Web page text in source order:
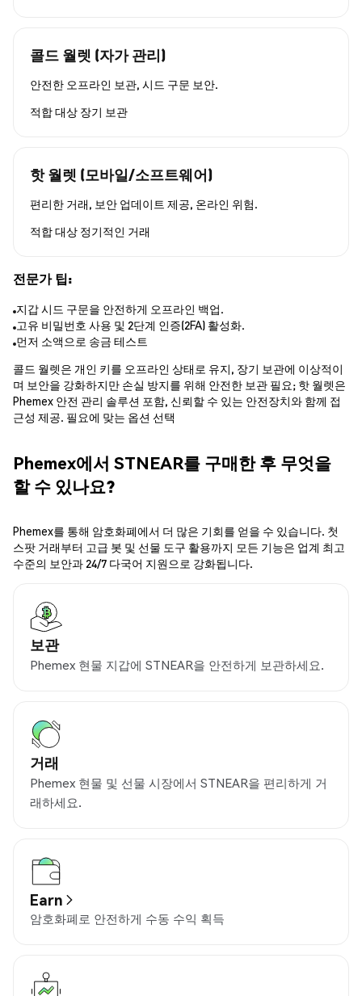
콜드 월렛 (자가 관리)
안전한 오프라인 보관, 시드 구문 보안.
적합 대상 장기 보관
핫 월렛 (모바일/소프트웨어)
편리한 거래, 보안 업데이트 제공, 온라인 위험.
적합 대상 정기적인 거래
전문가 팁:
지갑 시드 구문을 안전하게 오프라인 백업.
고유 비밀번호 사용 및 2단계 인증(2FA) 활성화.
먼저 소액으로 송금 테스트
콜드 월렛은 개인 키를 오프라인 상태로 유지, 장기 보관에 이상적이
며 보안을 강화하지만 손실 방지를 위해 안전한 보관 필요; 핫 월렛은
Phemex 안전 관리 솔루션 포함, 신뢰할 수 있는 안전장치와 함께 접
근성 제공. 필요에 맞는 옵션 선택
Phemex에서 STNEAR를 구매한 후 무엇을
할 수 있나요?
Phemex를 통해 암호화폐에서 더 많은 기회를 얻을 수 있습니다. 첫
스팟 거래부터 고급 봇 및 선물 도구 활용까지 모든 기능은 업계 최고
수준의 보안과 24/7 다국어 지원으로 강화됩니다.
보관
Phemex 현물 지갑에 STNEAR을 안전하게 보관하세요.
거래
Phemex 현물 및 선물 시장에서 STNEAR을 편리하게 거
래하세요.
Earn
암호화폐로 안전하게 수동 수익 획득